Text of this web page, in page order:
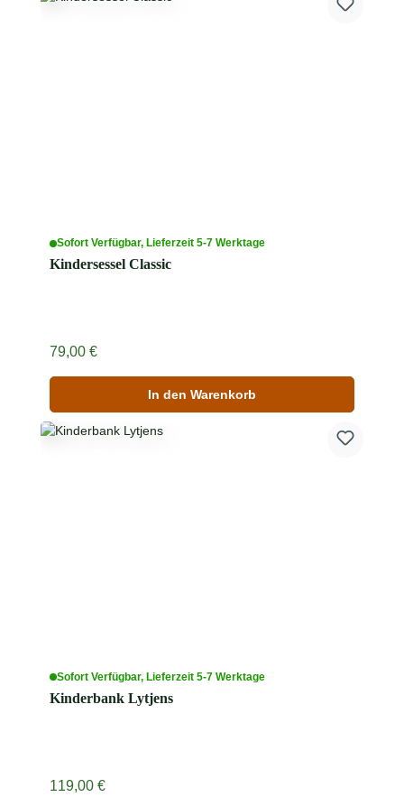
Sofort Verfügbar, Lieferzeit 5-7 Werktage
Kindersessel Classic
Regulärer Preis:
79,00 €
In den Warenkorb
Sofort Verfügbar, Lieferzeit 5-7 Werktage
Kinderbank Lytjens
Regulärer Preis:
119,00 €